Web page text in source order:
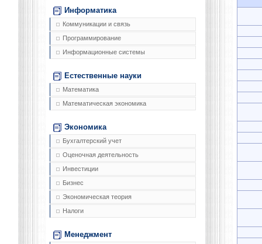
Информатика
Коммуникации и связь
Программирование
Информационные системы
Естественные науки
Математика
Математическая экономика
Экономика
Бухгалтерский учет
Оценочная деятельность
Инвестиции
Бизнес
Экономическая теория
Налоги
Менеджмент